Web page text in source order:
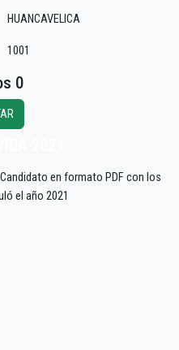
HUANCAVELICA
1001
0
en formato PDF con los
el año 2021